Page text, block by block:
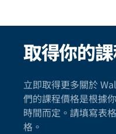
取得你的
立即取得更多關於
們的課程價格是根據
時間而定。請填寫表
格。